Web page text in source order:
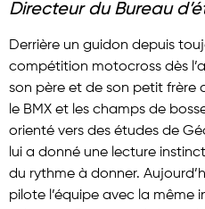
Directeur du Bureau
Derrière un guidon depuis
compétition motocross dès
son père et de son petit frère
le BMX et les champs de
orienté vers des études de
lui a donné une lecture
du rythme à donner.
pilote l’équipe avec la même